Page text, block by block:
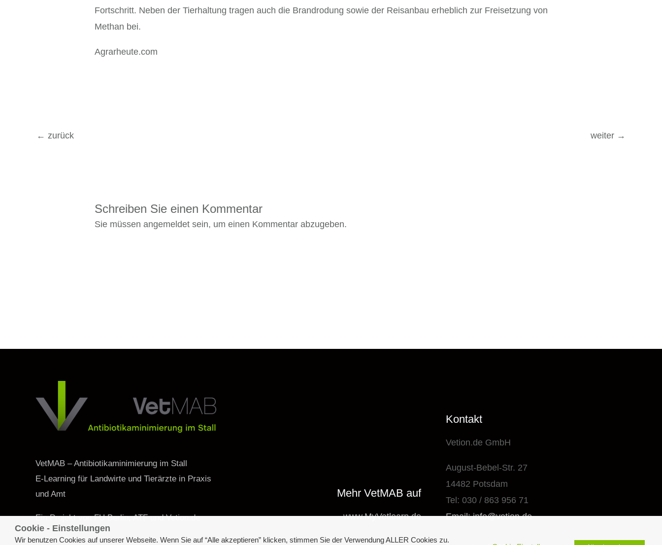
Fortschritt. Neben der Tierhaltung tragen auch die Brandrodung sowie der Reisanbau erheblich zur Freisetzung von
Methan bei.
Agrarheute.com
← zurück weiter →
Schreiben Sie einen Kommentar
Sie müssenangemeldet sein, um einen Kommentar abzugeben.
VetMAB – Antibiotikaminimierung im Stall
E-Learning für Landwirte und Tierärzte in Praxis
und Amt
Ein Projekt von FU Berlin, ATF und Vetion.de
Mehr VetMAB auf
www.MyVetlearn.de
Kontakt
Vetion.de GmbH
August-Bebel-Str. 27
14482 Potsdam
Tel: 030 / 863 956 71
Email: info@vetion.de
Cookie - Einstellungen
Wir benutzen Cookies auf unserer Webseite. Wenn Sie auf “Alle akzeptieren” klicken, stimmen Sie der Verwendung ALLER Cookies zu.